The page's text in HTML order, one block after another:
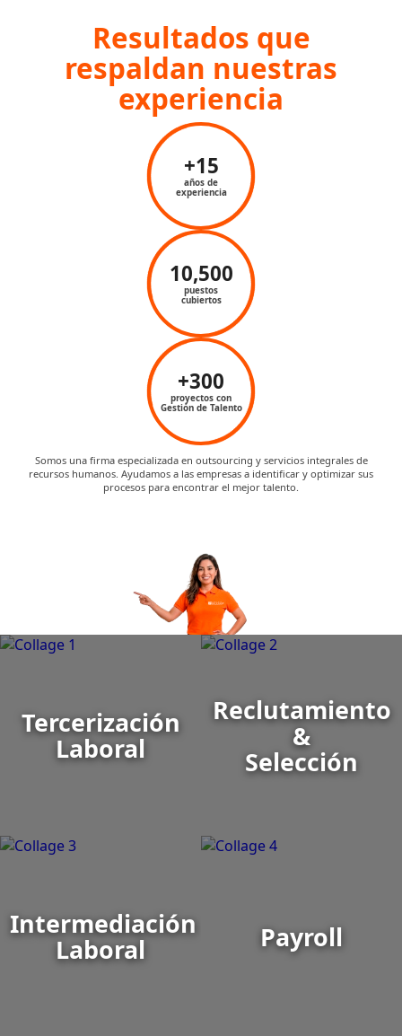
Resultados que
respaldan nuestras
experiencia
+15
años de
experiencia
10,500
puestos
cubiertos
+300
proyectos con
Gestión de Talento
Somos una firma especializada en outsourcing y servicios integrales de
recursos humanos. Ayudamos a las empresas a identificar y optimizar sus
procesos para encontrar el mejor talento.
Tercerización
Laboral
Reclutamiento
&
Selección
Intermediación
Laboral Payroll